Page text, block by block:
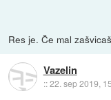
Res je. Če mal
Vazelin
::22. sep 2019,